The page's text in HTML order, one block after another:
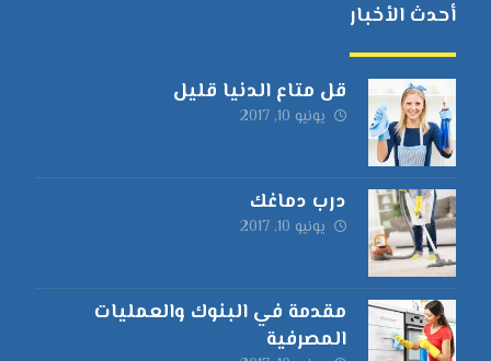
أحدث الأخبار
قل متاع الدنيا قليل
يونيو 10, 2017
درب دماغك
يونيو 10, 2017
مقدمة في البنوك والعمليات
المصرفية